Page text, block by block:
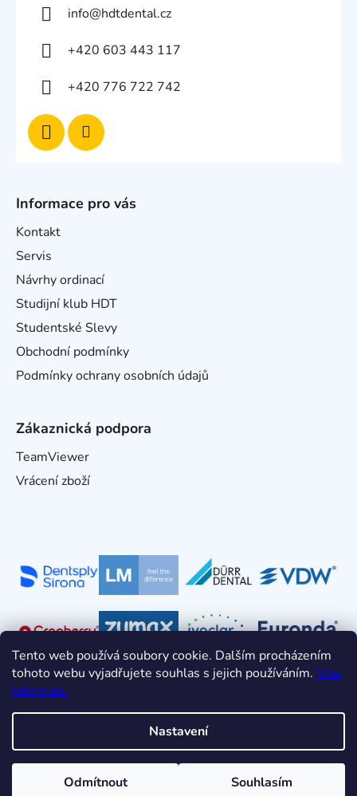
Tento web používá soubory cookie. Dalším procházením
tohoto webu vyjadřujete souhlas s jejich používáním. Více
informací.
Nastavení
Odmítnout Souhlasím
info@hdtdental.cz
+420 603 443 117
+420 776 722 742
Informace pro vás
Kontakt
Servis
Návrhy ordinací
Studijní klub HDT
Studentské Slevy
Obchodní podmínky
Podmínky ochrany osobních údajů
Zákaznická podpora
TeamViewer
Vrácení zboží
Vytvořil Shoptet
Copyright 2026HDT s.r.o.
. Všechna práva vyhrazena.